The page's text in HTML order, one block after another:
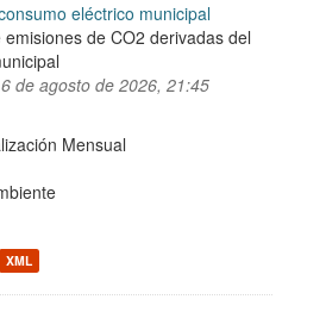
eléctrico municipal
de CO2 derivadas del
6 de agosto de 2026, 21:45
Mensual
XML